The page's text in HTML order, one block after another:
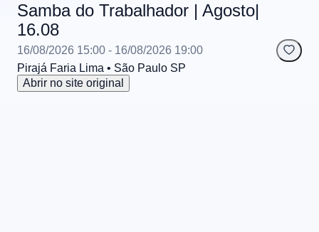
Samba do Trabalhador | Agosto|
16.08
16/08/2026 15:00 - 16/08/2026 19:00
Pirajá Faria Lima • São Paulo SP
Abrir no site original